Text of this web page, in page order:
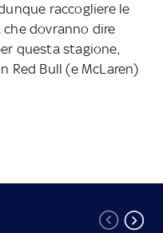
raccogliere le
dovranno dire
questa stagione,
Red Bull (e McLaren)